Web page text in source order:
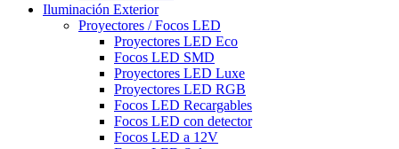
Iluminación Exterior
Proyectores / Focos LED
Proyectores LED Eco
Focos LED SMD
Proyectores LED Luxe
Proyectores LED RGB
Focos LED Recargables
Focos LED con detector
Focos LED a 12V